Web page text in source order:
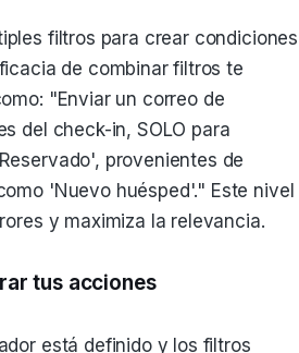
filtros para crear condiciones
de combinar filtros te
"Enviar un correo de
del check-in, SOLO para
provenientes de
'Nuevo huésped'." Este nivel
y maximiza la relevancia.
tus acciones
está definido y los filtros